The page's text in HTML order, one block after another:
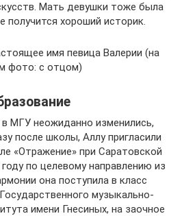
Мать девушки тоже была
получится хороший историк.
имя певица Валерии (на
фото: с отцом)
МГУ неожиданно изменились,
после школы, Аллу пригласили
«Отражение» при Саратовской
по целевому направлению из
она поступила в класс
музыкально-
имени Гнесиных, на заочное